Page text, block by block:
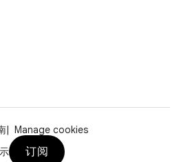
Manage cookies
订阅